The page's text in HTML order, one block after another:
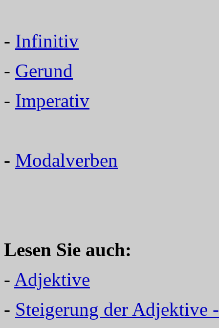
- Infinitiv
- Gerund
- Imperativ
- Modalverben
Lesen Sie auch:
- Adjektive
- Steigerung der Adjektive